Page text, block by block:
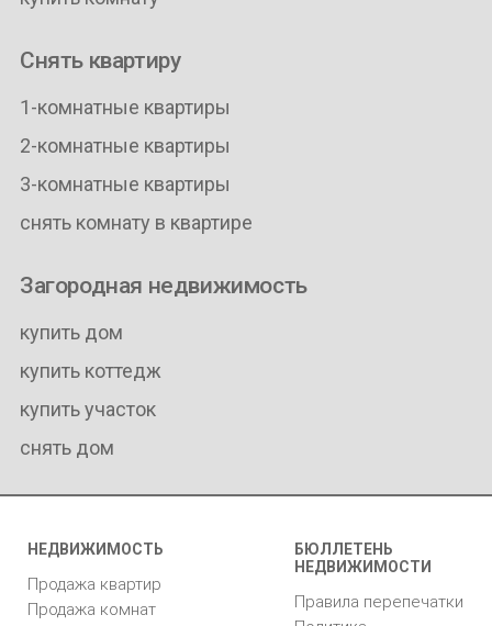
Снять квартиру
1-комнатные квартиры
2-комнатные квартиры
3-комнатные квартиры
снять комнату в квартире
Загородная недвижимость
купить дом
купить коттедж
купить участок
снять дом
НЕДВИЖИМОСТЬ
Продажа квартир
Продажа комнат
БЮЛЛЕТЕНЬ
НЕДВИЖИМОСТИ
Правила перепечатки